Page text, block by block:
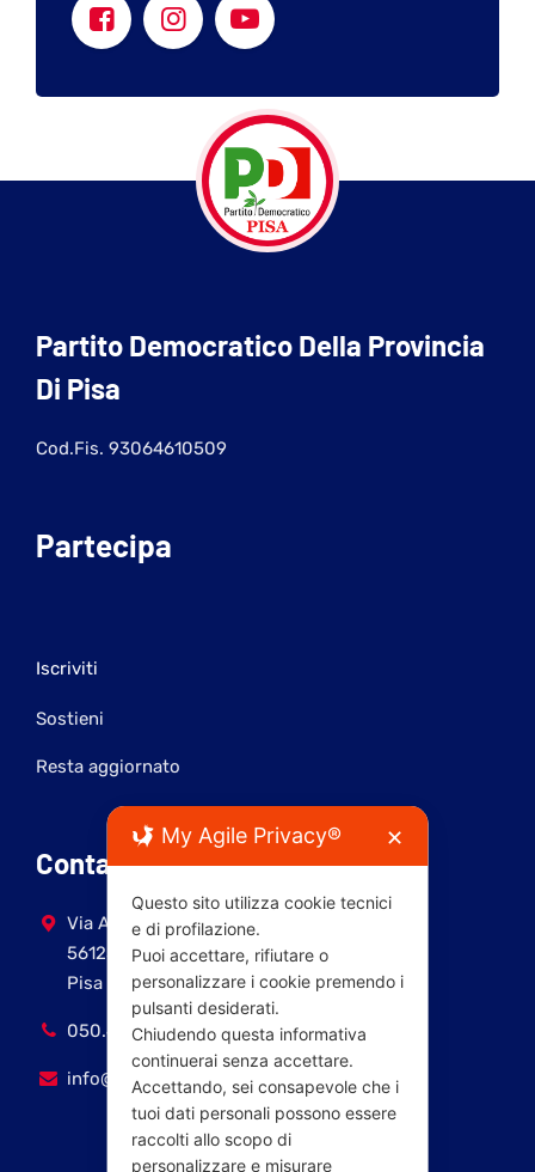
Partito Democratico Della Provincia
Di Pisa
Cod.Fis. 93064610509
Partecipa
Iscriviti
Sostieni
Resta aggiornato
Contatti
Via Antonio Fratti, 9
56125
Pisa (PI)
050.45321
info@pdpisa.it
My Agile Privacy® ✕
Questo sito utilizza cookie tecnici
e di profilazione.
Puoi accettare, rifiutare o
personalizzare i cookie premendo i
pulsanti desiderati.
Chiudendo questa informativa
continuerai senza accettare.
Accettando, sei consapevole che i
tuoi dati personali possono essere
raccolti allo scopo di
personalizzare e misurare